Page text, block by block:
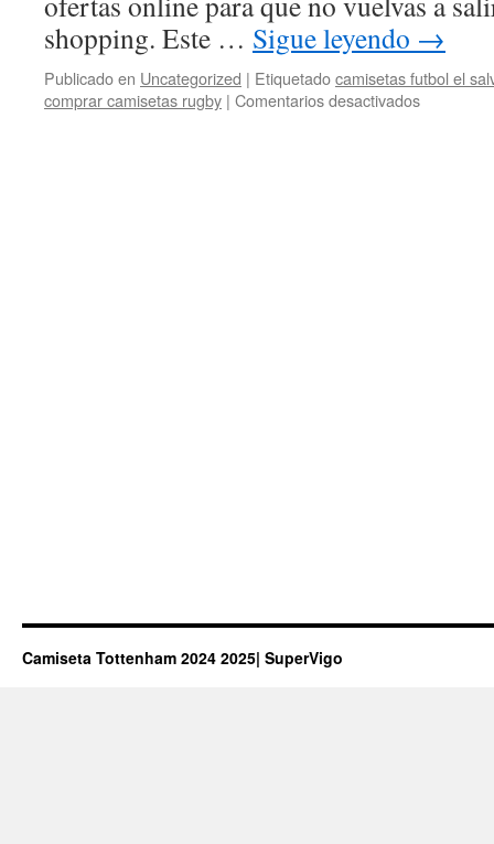
shopping. Este … Sigue leyendo →
Publicado en Uncategorized | Etiquetadocamisetas futbol el
comprar camisetas rugby | Comentarios desactivadosen
Camiseta Tottenham 2024 2025| SuperVigo